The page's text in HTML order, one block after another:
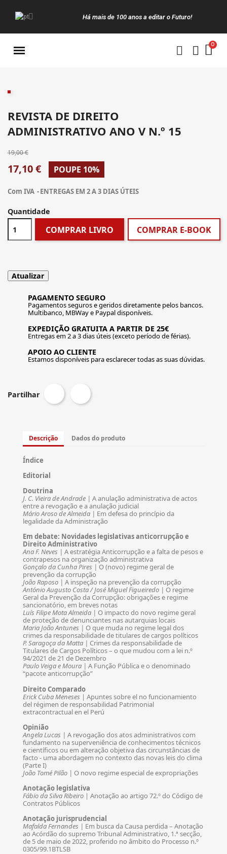
Há mais de 100 anos a editar o Futuro!
REVISTA DE DIREITO
ADMINISTRATIVO ANO V N.º 15
19,00 €
17,10 € POUPE 10%
Com IVA ENTREGAS EM 2 A 3 DIAS ÚTEIS
Quantidade
COMPRAR LIVRO COMPRAR E-BOOK
PAGAMENTO SEGURO
Pagamentos seguros e geridos diretamente pelos bancos.
Multibanco, MBWay e Paypal disponíveis.
EXPEDIÇÃO GRATUITA A PARTIR DE 25€
Entregas em 2 a 3 dias úteis (exceto período de férias).
APOIO AO CLIENTE
Estamos disponíveis para esclarecer todas as suas dúvidas.
Partilhar
Descrição Dados do produto
Índice
Editorial
Doutrina
J. C. Vieira de Andrade | A anulação administrativa de actos
entre a revogação e a anulação judicial
Mário Aroso de Almeida | Em defesa do princípio da
legalidade da Administração
Em debate: Novidades legislativas anticorrupção e
Direito Administrativo
Ana F. Neves | A estratégia Anticorrupção e a falta de pesos e
contrapesos na organização administrativa
Gonçalo da Cunha Pires | O (novo) regime geral de
prevenção da corrupção
João Raposo | A inspeção na prevenção da corrupção
António Augusto Costa / José Miguel Figueiredo | O regime
Geral da Prevenção da Corrupção: ⁠obrigações e regime
sancionatório, em breves notas
Luís Filipe Mota Almeida | O impacto do novo regime geral
de proteção de denunciantes nas autarquias locais
Maria João Antunes | O que muda no regime legal dos
crimes da responsabilidade de titulares de cargos políticos
P. Saragoça da Matta | Crimes da responsabilidade de
Titulares de Cargos Políticos – o que mudou com a lei n.º
94/2021 de 21 de Dezembro
Paulo Veiga e Moura | A Função Pública e o denominado
“pacote anticorrupção”
Direito Comparado
Erick Cuba Meneses | Apuntes sobre el no funcionamiento
del régimen de responsabilidad Patrimonial
extracontractual en el Perú
Opinião
Angela Lucas | A revogação dos atos administrativos com
fundamento na superveniência de conhecimentos técnicos
e científicos ou em alteração objetiva das circunstâncias de
facto - uma abordagem no contexto das novas leis do clima
(Parte I)
João Tomé Pilão | O novo regime especial de expropriações
Anotação legislativa
Fábio da Silva Ribeiro | Anotação ao artigo 72.º do Código de
Contratos Públicos
Anotação jurisprudencial
Mafalda Fernandes | Em busca da Causa perdida – Anotação
ao Acórdão do supremo Tribunal Administrativo, 1.ª secção,
de 5 de maio de 2022, proferido no âmbito do Processo n.º
0305/99.1BTLSB